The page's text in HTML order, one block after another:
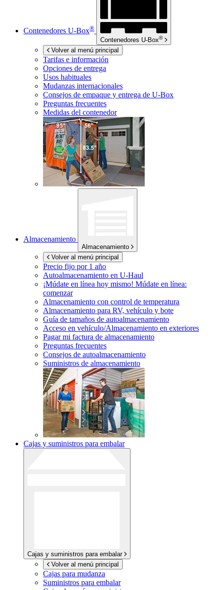
Contenedores U-Box®
Contenedores U-Box®
Volver al menú principal
Tarifas e información
Opciones de entrega
Usos habituales
Mudanzas internacionales
Consejos de empaque y entrega de U-Box
Preguntas frecuentes
Medidas del contenedor
Almacenamiento
Almacenamiento
Volver al menú principal
Precio fijo por 1 año
Autoalmacenamiento en U-Haul
¡Múdate en línea hoy mismo! Múdate en línea:
comenzar
Almacenamiento con control de temperatura
Almacenamiento para RV, vehículo y bote
Guía de tamaños de autoalmacenamiento
Acceso en vehículo/Almacenamiento en exteriores
Pagar mi factura de almacenamiento
Preguntas frecuentes
Consejos de autoalmacenamiento
Suministros de almacenamiento
Cajas y suministros para embalar
Cajas y suministros para embalar
Volver al menú principal
Cajas para mudanza
Suministros para embalar